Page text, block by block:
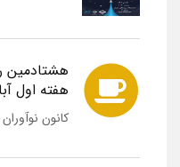
هشتادمین
هفته اول آبان 1401 برگزار
کانون